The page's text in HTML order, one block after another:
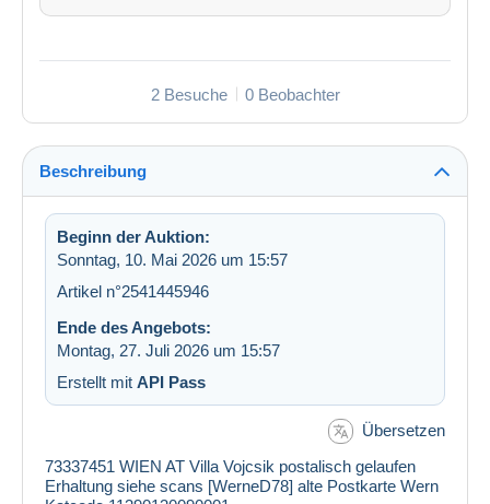
2 Besuche 0 Beobachter
Beschreibung
Beginn der Auktion:
Sonntag, 10. Mai 2026 um 15:57
Artikel n°2541445946
Ende des Angebots:
Montag, 27. Juli 2026 um 15:57
Erstellt mit API Pass
Übersetzen
73337451 WIEN AT Villa Vojcsik postalisch gelaufen
Erhaltung siehe scans [WerneD78] alte Postkarte Wern